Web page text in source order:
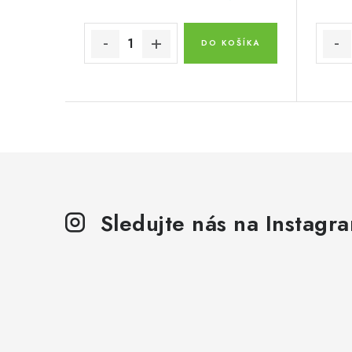
DO KOŠÍKA
Sledujte nás na